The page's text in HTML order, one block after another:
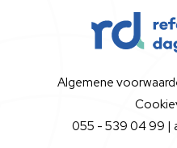
Algemene
055 - 539 04 99 |